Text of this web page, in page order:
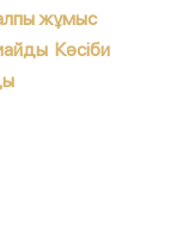
жұмыс
Кәсіби